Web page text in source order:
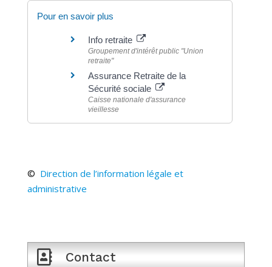
Pour en savoir plus
Info retraite
Groupement d'intérêt public "Union
retraite"
Assurance Retraite de la
Sécurité sociale
Caisse nationale d'assurance
vieillesse
© Direction de l’information légale et
administrative
 Contact